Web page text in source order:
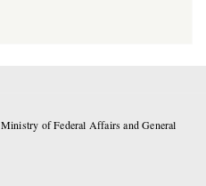
Ministry of Federal Affairs and General